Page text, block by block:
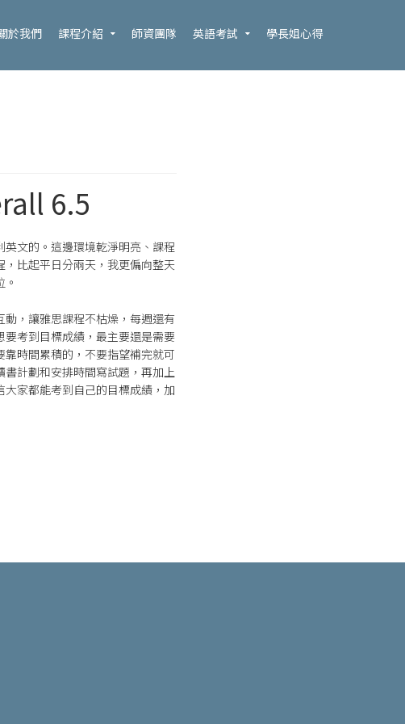
於我們 課程介紹 師資團隊 英語考試 學長姐心得
6.5
文的。這邊環境乾淨明亮、課程
比起平日分兩天，我更偏向整天
，讓雅思課程不枯燥，每週還有
考到目標成績，最主要還是需要
時間累積的，不要指望補完就可
計劃和安排時間寫試題，再加上
家都能考到自己的目標成績，加